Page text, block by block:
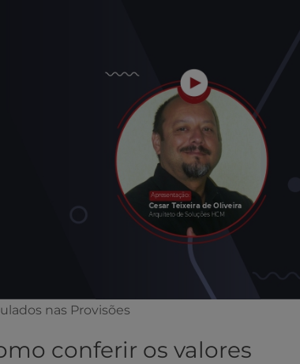
nas Provisões
conferir os valores